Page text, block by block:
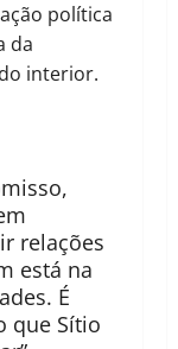
política
da
interior.
relações
está na
É
que Sítio